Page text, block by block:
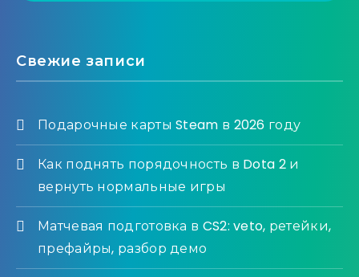
Свежие записи
Подарочные карты Steam в 2026 году
Как поднять порядочность в Dota 2 и
вернуть нормальные игры
Матчевая подготовка в CS2: veto, ретейки,
префайры, разбор демо